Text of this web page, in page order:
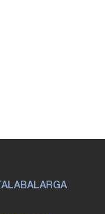
TALABALARGA